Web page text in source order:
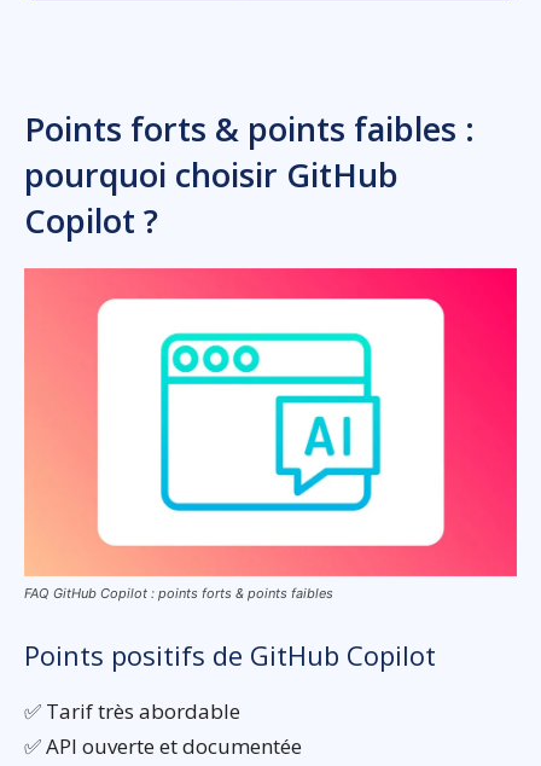
Points forts & points faibles :
pourquoi choisir GitHub
Copilot ?
FAQ GitHub Copilot : points forts & points faibles
Points positifs de GitHub Copilot
✅ Tarif très abordable
✅ API ouverte et documentée